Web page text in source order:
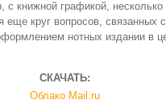
с книжной графикой,
еще круг вопросов, связанных с
нотных издании в
СКАЧАТЬ:
Облако Mail.ru